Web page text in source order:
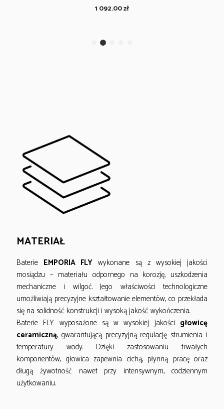
1 092.00zł
MATERIAŁ
Baterie EMPORIA FLY wykonane są z wysokiej jakości
mosiądzu – materiału odpornego na korozję, uszkodzenia
mechaniczne i wilgoć. Jego właściwości technologiczne
umożliwiają precyzyjne kształtowanie elementów, co przekłada
się na solidność konstrukcji i wysoką jakość wykończenia.
Baterie FLY wyposażone są w wysokiej jakości głowicę
ceramiczną, gwarantującą precyzyjną regulację strumienia i
temperatury wody. Dzięki zastosowaniu trwałych
komponentów, głowica zapewnia cichą, płynną pracę oraz
długą żywotność nawet przy intensywnym, codziennym
użytkowaniu.